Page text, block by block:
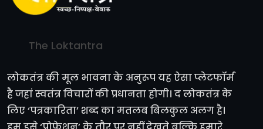
The Loktantra
लोकतंत्र की मूल भावना के अनुरूप यह ऐसा प्लेटफॉर्म
है जहां स्वतंत्र विचारों की प्रधानता होगी। द लोकतंत्र के
लिए ‘पत्रकारिता’ शब्द का मतलब बिलकुल अलग है।